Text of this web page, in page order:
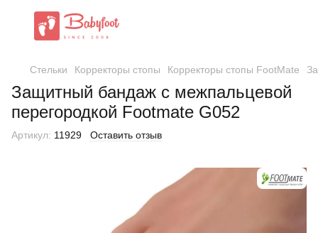
Стельки Корректоры стопы Корректоры стопы FootMate
Защитный бандаж с межпальцевой
перегородкой Footmate G052
Артикул: 11929 Оставить отзыв